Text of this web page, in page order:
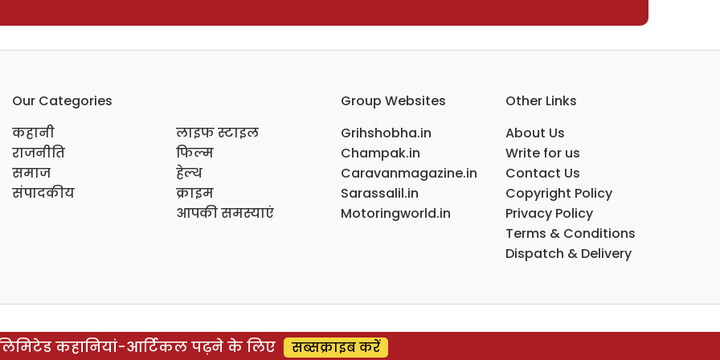
Our Categories
कहानी
राजनीति
समाज
संपादकीय
लाइफ स्टाइल
फिल्म
हेल्थ
क्राइम
आपकी समस्याएं
Group Websites
Grihshobha.in
Champak.in
Caravanmagazine.in
Sarassalil.in
Motoringworld.in
Other Links
About Us
Write for us
Contact Us
Copyright Policy
Privacy Policy
Terms & Conditions
Dispatch & Delivery
कहानियां-आर्टिकल पढ़ने के लिए सब्सक्राइब करें